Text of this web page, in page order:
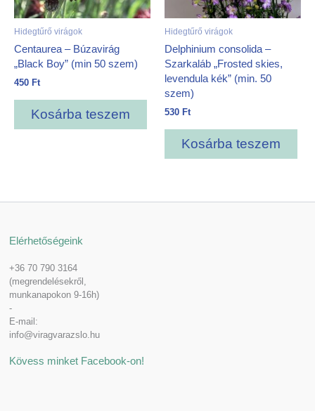
Hidegtűrő virágok
Centaurea – Búzavirág
„Black Boy” (min 50 szem)
450 Ft
Kosárba teszem
Hidegtűrő virágok
Delphinium consolida –
Szarkaláb „Frosted skies,
levendula kék” (min. 50
szem)
530 Ft
Kosárba teszem
Elérhetőségeink
+36 70 790 3164
(megrendelésekről,
munkanapokon 9-16h)
-
E-mail:
info@viragvarazslo.hu
Kövess minket Facebook-on!